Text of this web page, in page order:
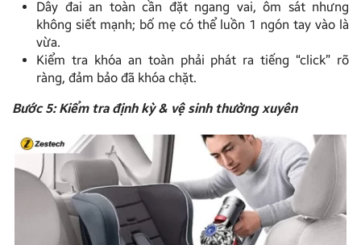
Dây đai an toàn cần đặt ngang vai, ôm sát nhưng
không siết mạnh; bố mẹ có thể luồn 1 ngón tay vào là
vừa.
Kiểm tra khóa an toàn phải phát ra tiếng “click” rõ
ràng, đảm bảo đã khóa chặt.
Bước 5: Kiểm tra định kỳ & vệ sinh thường xuyên